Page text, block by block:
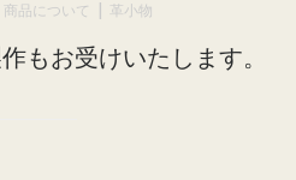
商品について 革小物
もお受けいたします。